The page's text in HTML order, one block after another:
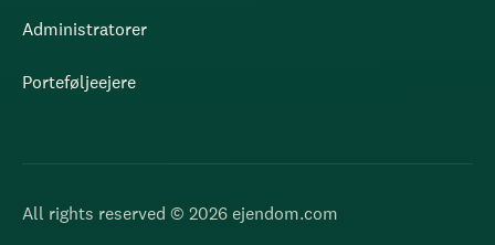
Administratorer
Porteføljeejere
All rights reserved © 2026 ejendom.com